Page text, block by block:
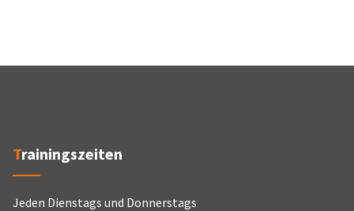
Trainingszeiten
Jeden Dienstags und Donnerstags